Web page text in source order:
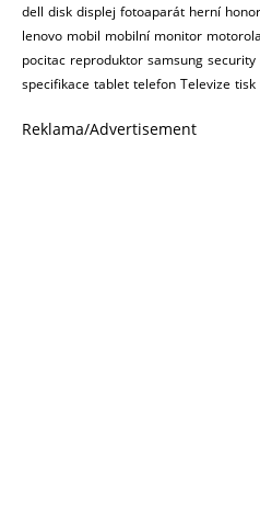
dell disk displej fotoaparát herní honor
lenovo mobil mobilní monitor motorola
pocitac reproduktor samsung security
specifikace tablet telefon Televize tisk
Reklama/Advertisement